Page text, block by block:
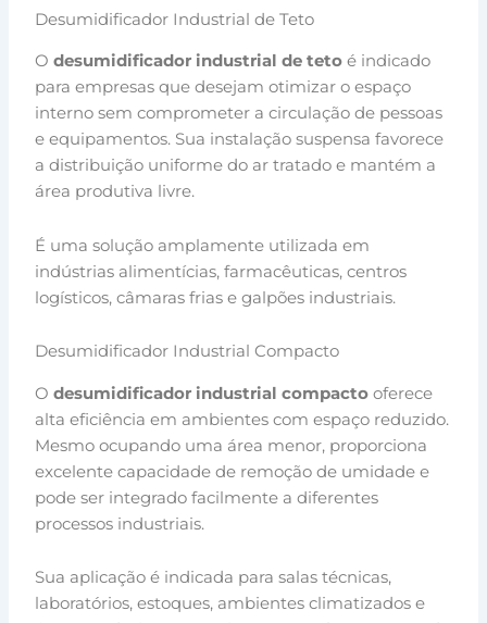
Desumidificador Industrial de Teto
Odesumidificador industrial de teto é indicado
para empresas que desejam otimizar o espaço
interno sem comprometer a circulação de pessoas
e equipamentos. Sua instalação suspensa favorece
a distribuição uniforme do ar tratado e mantém a
área produtiva livre.
É uma solução amplamente utilizada em
indústrias alimentícias, farmacêuticas, centros
logísticos, câmaras frias e galpões industriais.
Desumidificador Industrial Compacto
Odesumidificador industrial compacto oferece
alta eficiência em ambientes com espaço reduzido.
Mesmo ocupando uma área menor, proporciona
excelente capacidade de remoção de umidade e
pode ser integrado facilmente a diferentes
processos industriais.
Sua aplicação é indicada para salas técnicas,
laboratórios, estoques, ambientes climatizados e